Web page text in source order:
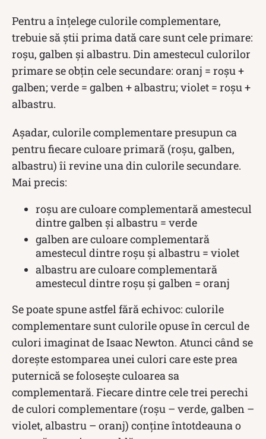
Pentru a înțelege culorile complementare,
trebuie să știi prima dată care sunt cele primare:
roșu, galben și albastru. Din amestecul culorilor
primare se obțin cele secundare: oranj = roșu +
galben; verde = galben + albastru; violet = roșu +
albastru.
Așadar, culorile complementare presupun ca
pentru fiecare culoare primară (roșu, galben,
albastru) îi revine una din culorile secundare.
Mai precis:
roșu are culoare complementară amestecul
dintre galben și albastru = verde
galben are culoare complementară
amestecul dintre roșu și albastru = violet
albastru are culoare complementară
amestecul dintre roșu și galben = oranj
Se poate spune astfel fără echivoc: culorile
complementare sunt culorile opuse în cercul de
culori imaginat de Isaac Newton. Atunci când se
dorește estomparea unei culori care este prea
puternică se folosește culoarea sa
complementară. Fiecare dintre cele trei perechi
de culori complementare (roșu – verde, galben –
violet, albastru – oranj) conține întotdeauna o